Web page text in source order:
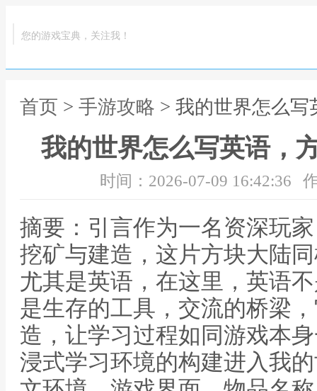
您的游戏宝典，关注我！
首页 > 手游攻略 > 我的世界怎么
我的世界怎么写英语，
时间：2026-07-09 16:42:36
摘要：引言作为一名资深玩
挖矿与建造，这片方块大陆
尤其是英语，在这里，英语
是生存的工具，交流的桥梁
造，让学习过程如同游戏本
浸式学习环境的构建进入我